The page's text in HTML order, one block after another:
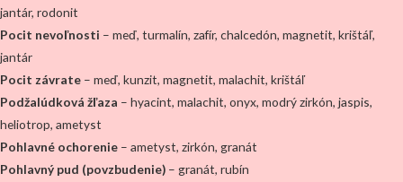
jantár, rodonit
Pocit nevoľnosti – meď, turmalín, zafír, chalcedón, magnetit, krištáľ,
jantár
Pocit závrate – meď, kunzit, magnetit, malachit, krištáľ
Podžalúdková žľaza – hyacint, malachit, onyx, modrý zirkón, jaspis,
heliotrop, ametyst
Pohlavné ochorenie – ametyst, zirkón, granát
Pohlavný pud (povzbudenie) – granát, rubín